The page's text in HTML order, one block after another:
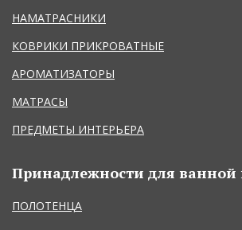
НАМАТРАСНИКИ
КОВРИКИ ПРИКРОВАТНЫЕ
АРОМАТИЗАТОРЫ
МАТРАСЫ
ПРЕДМЕТЫ ИНТЕРЬЕРА
Принадлежности для
ПОЛОТЕНЦА